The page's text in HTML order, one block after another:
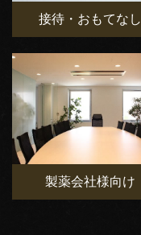
接待・おもてなし
製薬会社様向け